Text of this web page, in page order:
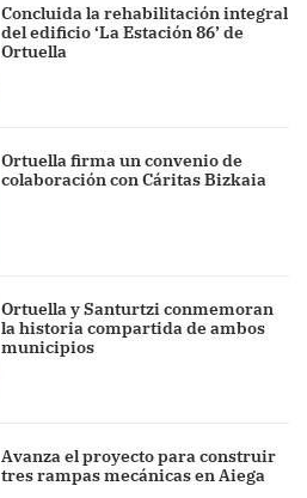
Concluida la rehabilitación integral
del edificio ‘La Estación 86’ de
Ortuella
Ortuella firma un convenio de
colaboración con Cáritas Bizkaia
Ortuella y Santurtzi conmemoran
la historia compartida de ambos
municipios
Avanza el proyecto para construir
tres rampas mecánicas en Aiega